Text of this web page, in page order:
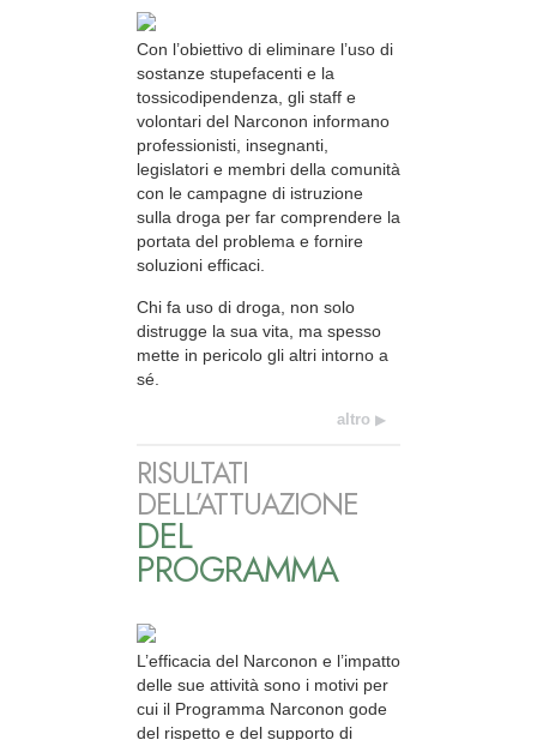
Con l’obiettivo di eliminare l’uso di
sostanze stupefacenti e la
tossicodipendenza, gli staff e
volontari del Narconon informano
professionisti, insegnanti,
legislatori e membri della comunità
con le campagne di istruzione
sulla droga per far comprendere la
portata del problema e fornire
soluzioni efficaci.
Chi fa uso di droga, non solo
distrugge la sua vita, ma spesso
mette in pericolo gli altri intorno a
sé.
altro
RISULTATI
DELL’ATTUAZIONE
DEL
PROGRAMMA
L’efficacia del Narconon e l’impatto
delle sue attività sono i motivi per
cui il Programma Narconon gode
del rispetto e del supporto di